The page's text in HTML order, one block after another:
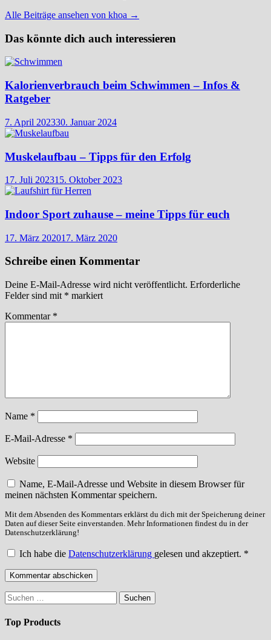
Alle Beiträge ansehen von khoa →
Das könnte dich auch interessieren
Kalorienverbrauch beim Schwimmen – Infos &
Ratgeber
7. April 202330. Januar 2024
Muskelaufbau – Tipps für den Erfolg
17. Juli 202315. Oktober 2023
Indoor Sport zuhause – meine Tipps für euch
17. März 202017. März 2020
Schreibe einen Kommentar
Deine E-Mail-Adresse wird nicht veröffentlicht. Erforderliche
Felder sind mit * markiert
Kommentar *
Name *
E-Mail-Adresse *
Website
Name, E-Mail-Adresse und Website in diesem Browser für
meinen nächsten Kommentar speichern.
Mit dem Absenden des Kommentars erklärst du dich mit der Speicherung deiner
Daten auf dieser Seite einverstanden. Mehr Informationen findest du in der
Datenschutzerklärung!
Ich habe die Datenschutzerklärung gelesen und akzeptiert. *
Suchen
nach:
Top Products